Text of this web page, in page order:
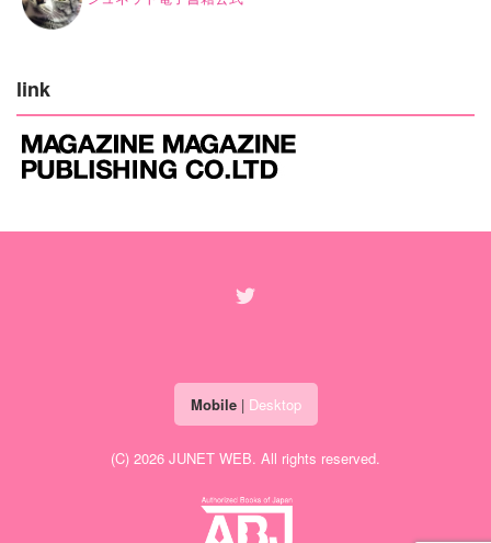
link
Mobile| Desktop
(C) 2026 JUNET WEB. All rights reserved.